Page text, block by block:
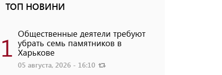
ТОП НОВИНИ
1 Общественные деятели требуют
убрать семь памятников в
Харькове
05 августа, 2026 - 16:10